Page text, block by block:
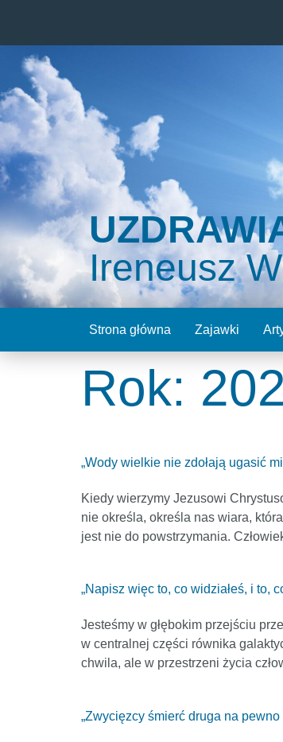
Ireneusz
Strona główna Zajawki
Rok:
„Wody wielkie nie zdołają ugasić
Kiedy wierzymy Jezusowi
nie określa, określa nas wiara,
jest nie do powstrzymania.
„Napisz więc to, co widziałeś, i to,
Jesteśmy w głębokim przejściu
w centralnej części równika
chwila, ale w przestrzeni życia
„Zwycięzcy śmierć druga na